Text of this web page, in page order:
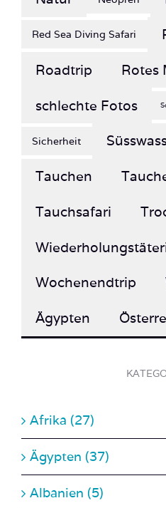
Red Sea Diving Safari
Roadtrip Rotes
schlechte Fotos
Sicherheit
Tauchen
Tauchsafari
Wochenendtrip
Ägypten
Ägypten (37)
Albanien (5)
An Land (51)